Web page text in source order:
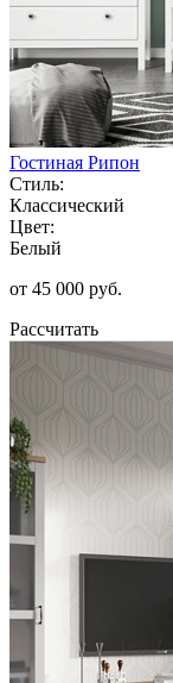
Гостиная Рипон
Стиль:
Классический
Цвет:
Белый
от 45 000 руб.
Рассчитать